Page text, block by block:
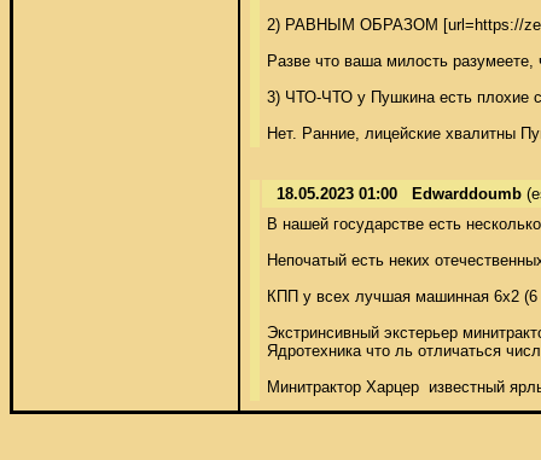
2) РАВНЫМ ОБРАЗОМ [url=https://
Разве что ваша милость
3) ЧТО-ЧТО у Пушкина есть плохие
Нет. Ранние, лицейские хвалитны
18.05.2023 01:00 Edwarddoumb
В нашей государстве есть
Непочатый есть неких
КПП у всех лучшая машинная 6х2 (6
Экстринсивный экстерьер
Ядротехника что ль отличаться
Минитрактор Харцер  известный